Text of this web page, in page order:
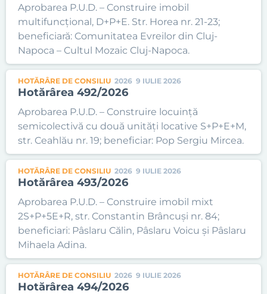
Aprobarea P.U.D. – Construire imobil
multifuncțional, D+P+E. Str. Horea nr. 21-23;
beneficiară: Comunitatea Evreilor din Cluj-
Napoca – Cultul Mozaic Cluj-Napoca.
HOTĂRÂRE DE CONSILIU 2026 9 IULIE 2026
Hotărârea 492/2026
Aprobarea P.U.D. – Construire locuință
semicolectivă cu două unități locative S+P+E+M,
str. Ceahlău nr. 19; beneficiar: Pop Sergiu Mircea.
HOTĂRÂRE DE CONSILIU 2026 9 IULIE 2026
Hotărârea 493/2026
Aprobarea P.U.D. – Construire imobil mixt
2S+P+5E+R, str. Constantin Brâncuși nr. 84;
beneficiari: Pâslaru Călin, Pâslaru Voicu și Pâslaru
Mihaela Adina.
HOTĂRÂRE DE CONSILIU 2026 9 IULIE 2026
Hotărârea 494/2026